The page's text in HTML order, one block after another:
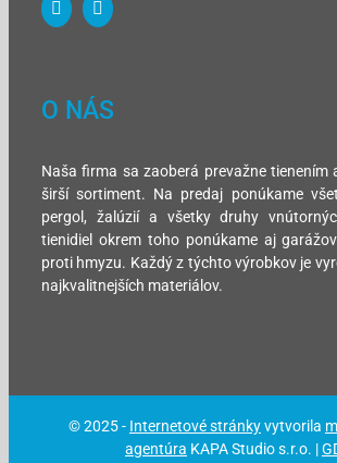
O NÁS
Naša firma sa zaoberá prevažne tienením
širší sortiment. Na predaj ponúkame
pergol, žalúzií a všetky druhy
tienidiel okrem toho ponúkame aj
proti hmyzu. Každý z týchto výrobkov je
najkvalitnejších materiálov.
© 2025 - Internetové stránkyvytvorila
agentúra KAPA Studio s.r.o. |